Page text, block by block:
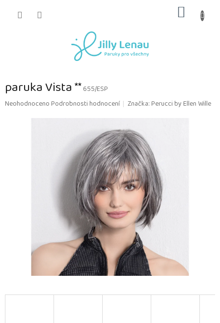
KOŠÍK
paruka Vista **655/ESP
Průměrné
NeohodnocenoPodrobnosti hodnocení Značka:Perucci by Ellen Wille